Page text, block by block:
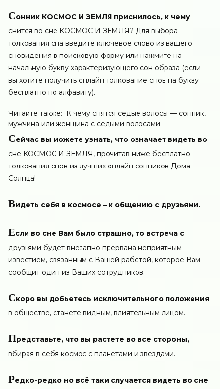
Сонник КОСМОС И ЗЕМЛЯ приснилось, к чему
снится во сне КОСМОС И ЗЕМЛЯ? Для выбора
толкования сна введите ключевое слово из вашего
сновидения в поисковую форму или нажмите на
начальную букву характеризующего сон образа (если
вы хотите получить онлайн толкование снов на букву
бесплатно по алфавиту).
Читайте также:
К чему снятся седые волосы — сонник,
мужчина или женщина с седыми волосами
Сейчас вы можете узнать, что означает видеть во
сне КОСМОС И ЗЕМЛЯ, прочитав ниже бесплатно
толкования снов из лучших онлайн сонников Дома
Солнца!
Видеть себя в космосе – к общению с друзьями.
Если во сне Вам было страшно, то встреча с
друзьями будет внезапно прервана неприятным
известием, связанным с Вашей работой, которое Вам
сообщит один из Ваших сотрудников.
Скоро вы добьетесь исключительного положения
в обществе, станете видным, влиятельным лицом.
Представьте, что вы растете во все стороны,
вбирая в себя космос с планетами и звездами.
Редко-редко но всё таки случается видеть во сне